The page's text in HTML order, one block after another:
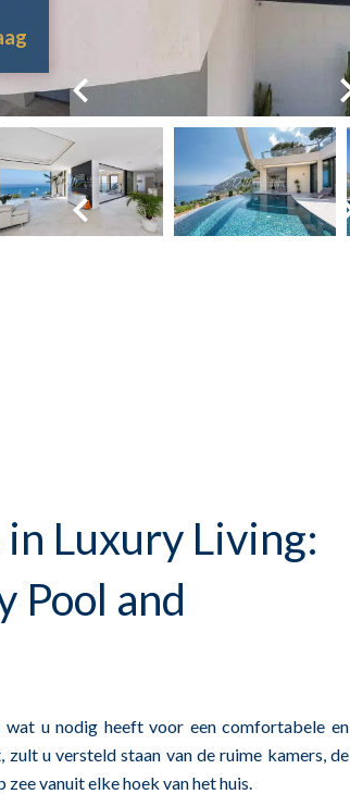
Luxury Living:
Pool and
u nodig heeft voor een comfortabele en
u versteld staan van de ruime kamers, de
vanuit elke hoek van het huis.